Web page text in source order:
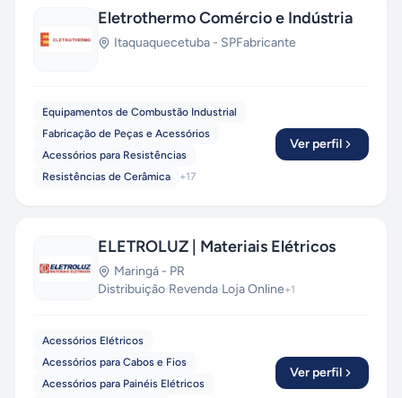
Eletrothermo Comércio e Indústria
Itaquaquecetuba - SPFabricante
Equipamentos de Combustão Industrial
Fabricação de Peças e Acessórios
Acessórios para Resistências
Resistências de Cerâmica
+17
Ver perfil
ELETROLUZ | Materiais Elétricos
Maringá - PR
Distribuição·Revenda·Loja Online+1
Acessórios Elétricos
Acessórios para Cabos e Fios
Acessórios para Painéis Elétricos
Ver perfil